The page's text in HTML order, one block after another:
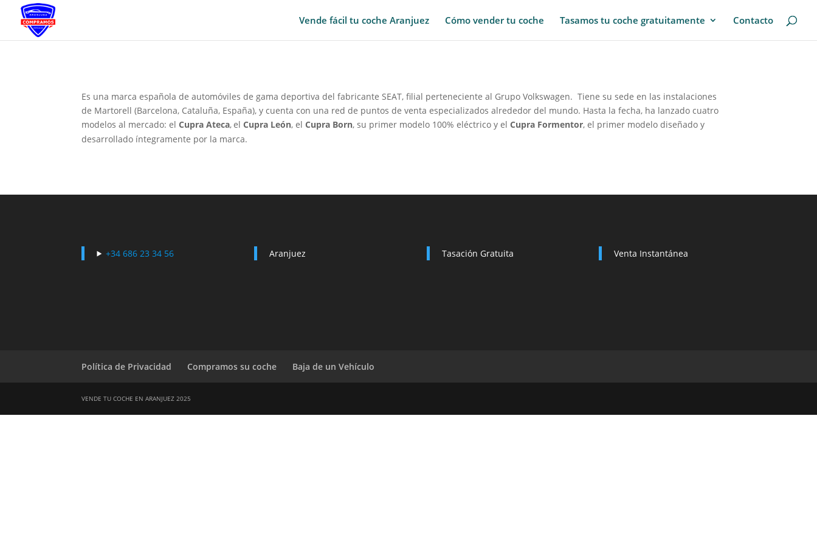
Vende fácil tu coche Aranjuez Cómo vender tu coche Tasamos tu coche gratuitamente Contacto
Es una marcaespañola de automóviles de gama deportiva del fabricante SEAT,filial perteneciente al Grupo Volkswagen. Tiene su sede en las instalaciones
de Martorell (Barcelona, Cataluña, España), y cuenta con una red de puntos de venta especializados alrededor del mundo. Hasta la fecha, ha lanzado cuatro
modelos al mercado: elCupra Ateca,elCupra León, ​ elCupra Born, su primer modelo 100% eléctrico y elCupra Formentor, ​ el primer modelo diseñado y
desarrollado íntegramente por la marca.
+34 686 23 34 56 Aranjuez Tasación Gratuita Venta Instantánea
Política de Privacidad Compramos su coche Baja de un Vehículo
VENDE TU COCHE EN ARANJUEZ 2025